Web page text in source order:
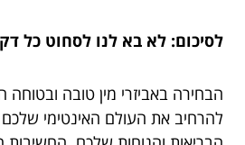
לסיכום: לא בא לנו לסחוט כל
הבחירה באביזרי מין טובה
להרחיב את העולם האינטימי